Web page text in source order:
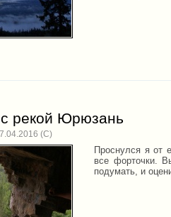
рекой Юрюзань
Проснулся я от
все форточки.
подумать, и